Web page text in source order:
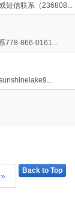
短信联系（236808...
778-866-0161...
»
Back to Top